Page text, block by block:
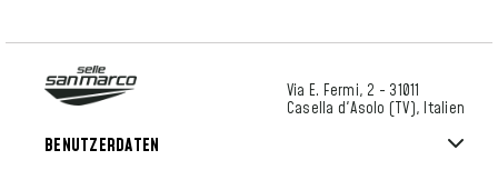
BENUTZERDATEN
Via E. Fermi, 2 - 31011
Casella d'Asolo (TV), Italien